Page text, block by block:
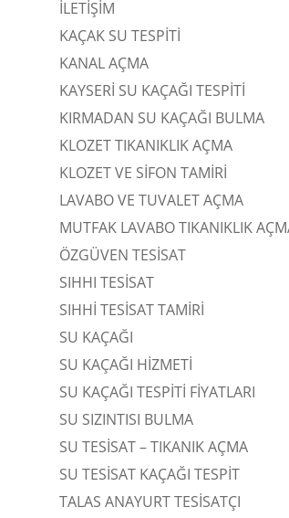
İLETİŞİM
KAÇAK SU TESPİTİ
KANAL AÇMA
KAYSERİ SU KAÇAĞI TESPİTİ
KIRMADAN SU KAÇAĞI BULMA
KLOZET TIKANIKLIK AÇMA
KLOZET VE SİFON TAMİRİ
LAVABO VE TUVALET AÇMA
MUTFAK LAVABO TIKANIKLIK
ÖZGÜVEN TESİSAT
SIHHI TESİSAT
SIHHİ TESİSAT TAMİRİ
SU KAÇAĞI
SU KAÇAĞI HİZMETİ
SU KAÇAĞI TESPİTİ FİYATLARI
SU SIZINTISI BULMA
SU TESİSAT – TIKANIK AÇMA
SU TESİSAT KAÇAĞI TESPİT
TALAS ANAYURT TESİSATÇI